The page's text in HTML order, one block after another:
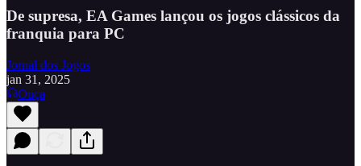
De supresa, EA Games lançou os jogos clássicos da
franquia para PC
Jornal dos Jogos
jan 31, 2025
Ouça